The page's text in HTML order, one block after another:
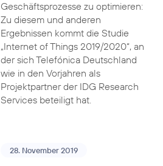
Geschäftsprozesse zu optimieren:
Zu diesem und anderen
Ergebnissen kommt die Studie
„Internet of Things 2019/2020“, an
der sich Telefónica Deutschland
wie in den Vorjahren als
Projektpartner der IDG Research
Services beteiligt hat.
28. November 2019